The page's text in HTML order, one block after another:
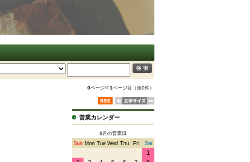
0ページ中1ページ目（全0件）
営業カレンダー
8月の営業日
Sun Mon Tue Wed Thu Fri Sat
1